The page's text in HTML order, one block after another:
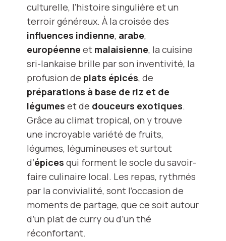
culturelle, l’histoire singulière et un
terroir généreux. À la croisée des
influences indienne, arabe,
européenne et malaisienne, la cuisine
sri-lankaise brille par son inventivité, la
profusion de plats épicés, de
préparations à base de riz et de
légumes et de douceurs exotiques.
Grâce au climat tropical, on y trouve
une incroyable variété de fruits,
légumes, légumineuses et surtout
d’épices qui forment le socle du savoir-
faire culinaire local. Les repas, rythmés
par la convivialité, sont l’occasion de
moments de partage, que ce soit autour
d’un plat de curry ou d’un thé
réconfortant.